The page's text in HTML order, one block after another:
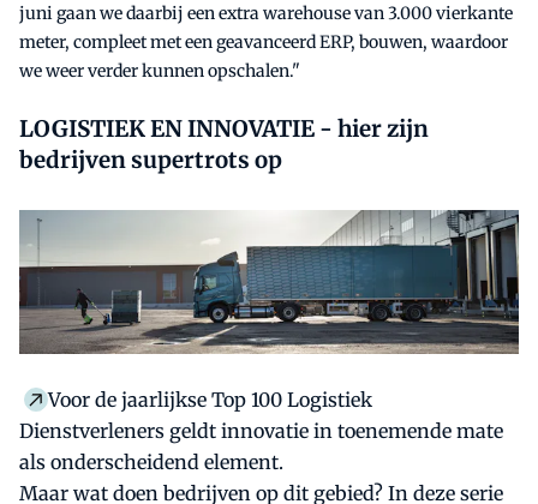
juni gaan we daarbij een extra warehouse van 3.000 vierkante
meter, compleet met een geavanceerd ERP, bouwen, waardoor
we weer verder kunnen opschalen."
LOGISTIEK EN INNOVATIE - hier zijn
bedrijven supertrots op
Voor de jaarlijkse Top 100 Logistiek
Dienstverleners geldt innovatie in toenemende mate
als onderscheidend element.
Maar wat doen bedrijven op dit gebied? In deze serie